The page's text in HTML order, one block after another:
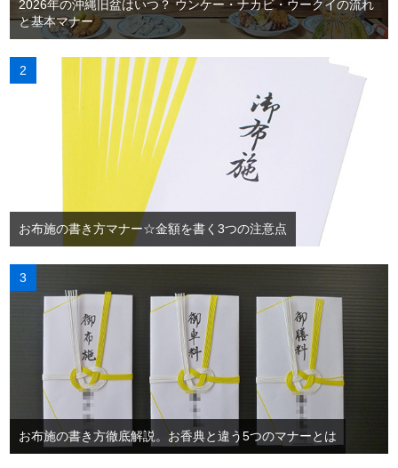
2026年の沖縄旧盆はいつ？ ウンケー・ナカビ・ウークイの流れ
と基本マナー
お布施の書き方マナー☆金額を書く3つの注意点
お布施の書き方徹底解説。お香典と違う5つのマナーとは